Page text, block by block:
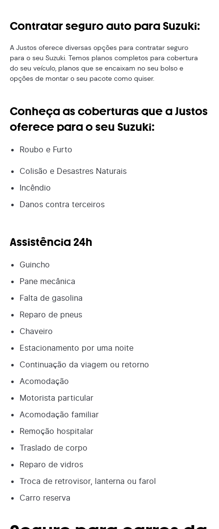
Contratar seguro auto para Suzuki:
A Justos oferece diversas opções para contratar seguro
para o seu Suzuki. Temos planos completos para cobertura
do seu veículo, planos que se encaixam no seu bolso e
opções de montar o seu pacote como quiser.
Conheça as coberturas que a Justos
oferece para o seu Suzuki:
Roubo e Furto
Colisão e Desastres Naturais
Incêndio
Danos contra terceiros
Assistência 24h
Guincho
Pane mecânica
Falta de gasolina
Reparo de pneus
Chaveiro
Estacionamento por uma noite
Continuação da viagem ou retorno
Acomodação
Motorista particular
Acomodação familiar
Remoção hospitalar
Traslado de corpo
Reparo de vidros
Troca de retrovisor, lanterna ou farol
Carro reserva